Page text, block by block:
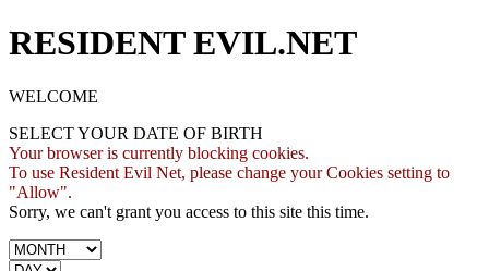
RESIDENT EVIL.NET
WELCOME
SELECT YOUR DATE OF BIRTH
Your browser is currently blocking cookies.
To use Resident Evil Net, please change your Cookies setting to
"Allow".
Sorry, we can't grant you access to this site this time.